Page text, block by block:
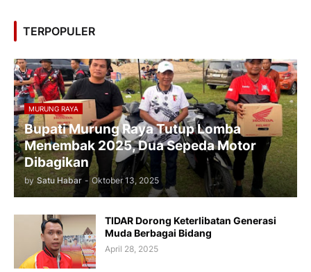
TERPOPULER
MURUNG RAYA
Bupati Murung Raya Tutup Lomba
Menembak 2025, Dua Sepeda Motor
Dibagikan
by Satu Habar - Oktober 13, 2025
TIDAR Dorong Keterlibatan Generasi
Muda Berbagai Bidang
April 28, 2025